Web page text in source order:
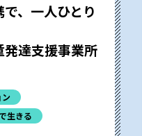
、一人ひとり
達支援事業所
ン
生きる